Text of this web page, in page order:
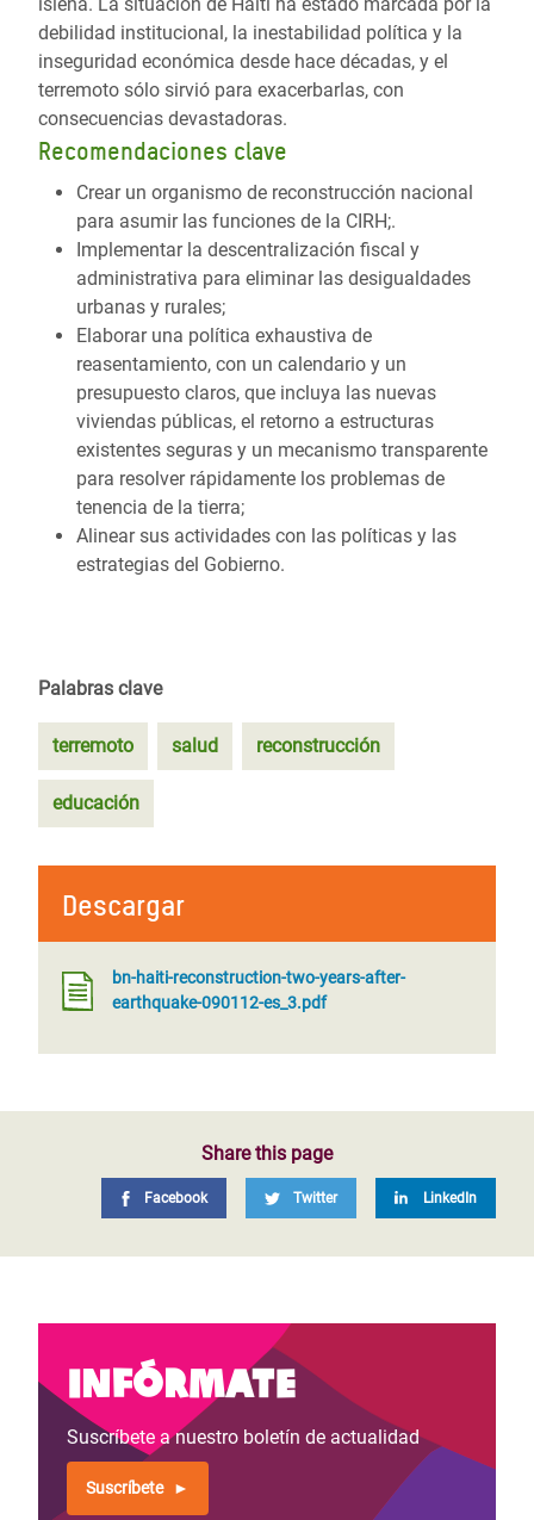
debilidad institucional, la inestabilidad política y la
inseguridad económica desde hace décadas, y el
terremoto sólo sirvió para exacerbarlas, con
consecuencias devastadoras.
Recomendaciones clave
Crear un organismo de reconstrucción nacional
para asumir las funciones de la CIRH;.
Implementar la descentralización fiscal y
administrativa para eliminar las desigualdades
urbanas y rurales;
Elaborar una política exhaustiva de
reasentamiento, con un calendario y un
presupuesto claros, que incluya las nuevas
viviendas públicas, el retorno a estructuras
existentes seguras y un mecanismo transparente
para resolver rápidamente los problemas de
tenencia de la tierra;
Alinear sus actividades con las políticas y las
estrategias del Gobierno.
Palabras clave
terremoto salud reconstrucción
educación
Descargar
bn-haiti-reconstruction-two-years-after-
earthquake-090112-es_3.pdf
Share this page
Facebook Twitter LinkedIn
Infórmate
Suscríbete a nuestro boletín de actualidad
Suscríbete